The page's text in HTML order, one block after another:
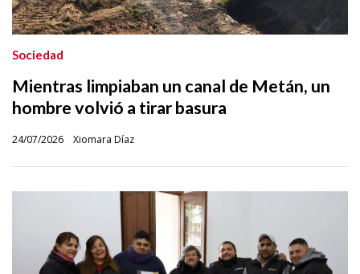
Mientras limpiaban un canal de Metán, un
hombre volvió a tirar basura
Xiomara Díaz
Sociedad
24/07/2026